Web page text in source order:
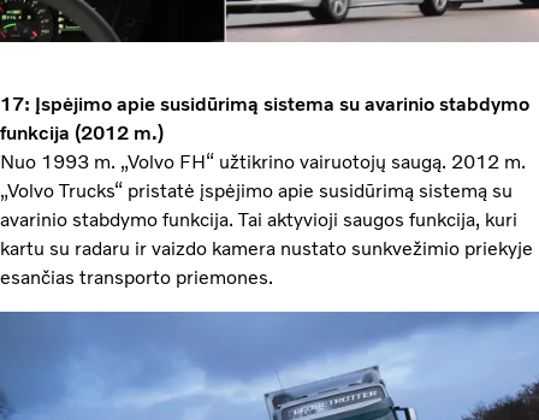
17: Įspėjimo apie susidūrimą sistema su avarinio stabdymo
funkcija (2012 m.)
Nuo 1993 m. „Volvo FH“ užtikrino vairuotojų saugą. 2012 m.
„Volvo Trucks“ pristatė įspėjimo apie susidūrimą sistemą su
avarinio stabdymo funkcija. Tai aktyvioji saugos funkcija, kuri
kartu su radaru ir vaizdo kamera nustato sunkvežimio priekyje
esančias transporto priemones.